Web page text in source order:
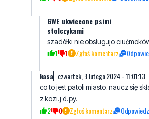
1 1 Zgłoś komentarz
kasa czwartek, 8 lutego 2024 - 11:01:13
co to jest patoli miasto, naucz się
2 0 Zgłoś komentarz
Nie karmić trola
Sam zdechnie prymityw.